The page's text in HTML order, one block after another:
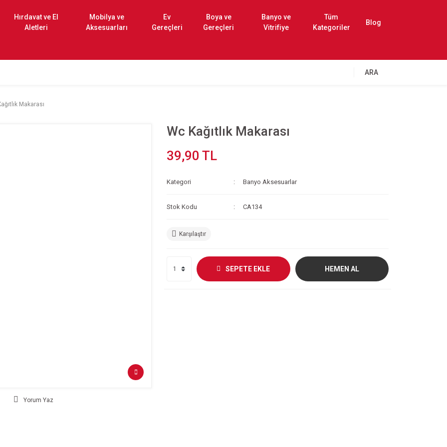
Hırdavat ve El
Aletleri
Mobilya ve
Aksesuarları
Ev
Gereçleri
Boya ve
Gereçleri
Banyo ve
Vitrifiye
Tüm
Kategoriler
Blog
ARA
Makarası
Yorum Yaz
Wc Kağıtlık Makarası
39,90 TL
Kategori Banyo Aksesuarlar
Stok Kodu CA134
Karşılaştır
SEPETE EKLE HEMEN AL